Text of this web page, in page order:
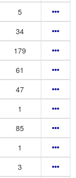
5
34
179
61
47
1
85
1
3